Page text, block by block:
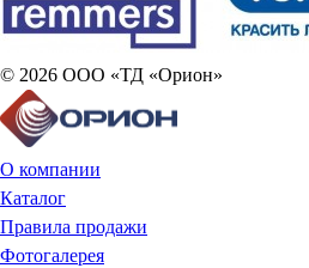
© 2026 ООО «ТД «Орион»
О компании
Каталог
Правила продажи
Фотогалерея